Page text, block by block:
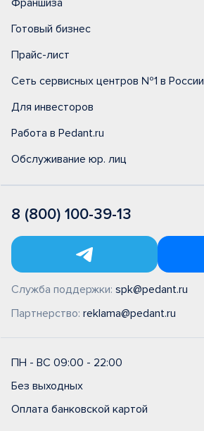
Франшиза
Готовый бизнес
Прайс-лист
Сеть сервисных центров №1 в России
Для инвесторов
Работа в Pedant.ru
Обслуживание юр. лиц
8 (800) 100-39-13
Служба поддержки: spk@pedant.ru
Партнерство: reklama@pedant.ru
ПН - ВС 09:00 - 22:00
Без выходных
Оплата банковской картой